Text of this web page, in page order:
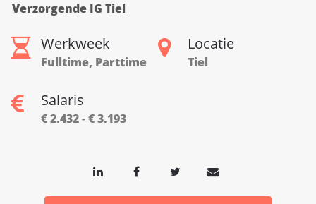
Verzorgende IG Tiel
Werkweek
Fulltime, Parttime
Locatie
Tiel
Salaris
€ 2.432 - € 3.193